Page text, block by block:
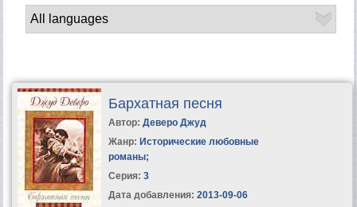
Бархатная песня
Автор: Деверо Джуд
Жанр: Исторические любовные
романы;
Серия: 3
Дата добавления: 2013-09-06